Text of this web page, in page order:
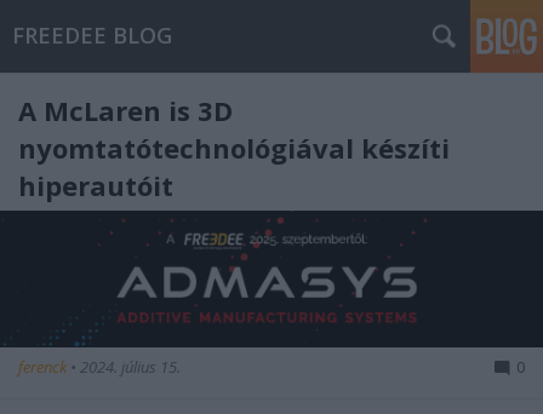
FREEDEE BLOG
A McLaren is 3D
nyomtatótechnológiával készíti
hiperautóit
ferenck • 2024. július 15. 0